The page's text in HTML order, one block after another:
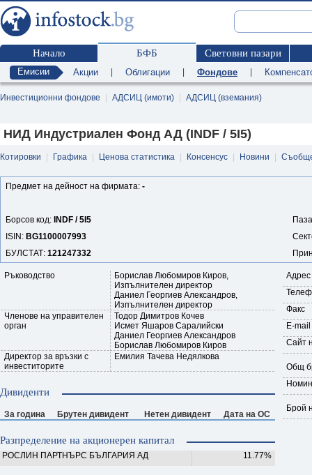
Начало БФБ Световни пазари
Емисии Акции Облигации Фондове
Инвестиционни фондове АДСИЦ (имоти) АДСИЦ (вземания)
НИД Индустриален Фонд АД (INDF / 5I5)
Котировки Графика Ценова статистика Консенсус Новини
Предмет на дейност на фирмата: -
Борсов код: INDF / 5I5
ISIN: BG1100007993
БУЛСТАТ: 121247332
Адрес
Факс
E-mail
Сайт
Общ
Брой
Ръководство
Борислав Любомиров Киров,
Изпълнителен директор
Даниел Георгиев Александров,
Изпълнителен директор
Членове на управителен
орган
Тодор Димитров Кочев
Исмет Яшаров Саралийски
Даниел Георгиев Александров
Борислав Любомиров Киров
Директор за връзки с
инвеститорите
Емилия Тачева Недялкова
Дивиденти
За година Брутен дивидент Нетен дивидент Дата на ОС
Разпределение на акционерен капитал
РОСЛИН ПАРТНЪРС БЪЛГАРИЯ АД 11.77%